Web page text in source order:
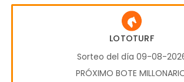
LOTOTURF
Sorteo del día 09-08-
PRÓXIMO BOTE